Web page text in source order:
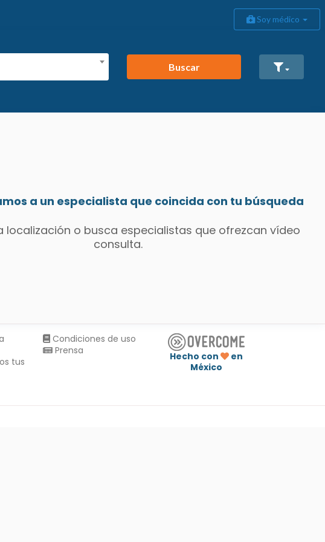
Soy médico
Buscar
a un especialista que coincida con tu búsqueda
o busca especialistas que ofrezcan vídeo
consulta.
tus
Condiciones de uso
Prensa
Hecho con
en
México